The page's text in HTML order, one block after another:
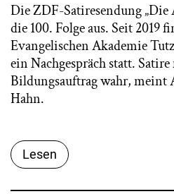
Die ZDF-Satiresendung „Die
die 100. Folge aus. Seit 2019
Evangelischen Akademie
ein Nachgespräch statt.
Bildungsauftrag wahr, meint
Hahn.
Lesen